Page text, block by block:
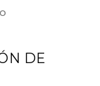
DE